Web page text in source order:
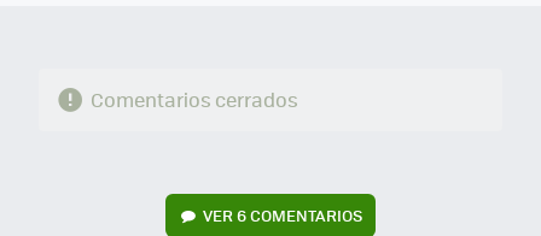
Comentarios cerrados
VER6 COMENTARIOS